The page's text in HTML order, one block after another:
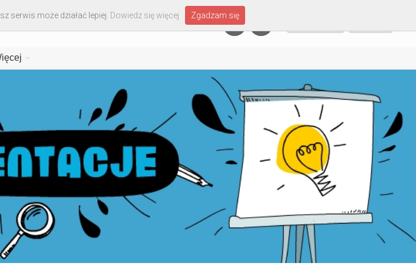
serwis może działać lepiej. Dowiedz się więcej Zgadzam się